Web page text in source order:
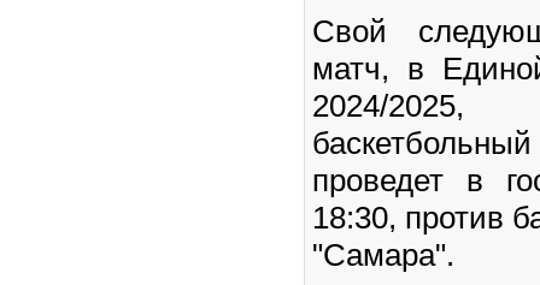
Свой
матч, в
2024/2025,
проведет в
18:30, против
"Самара".